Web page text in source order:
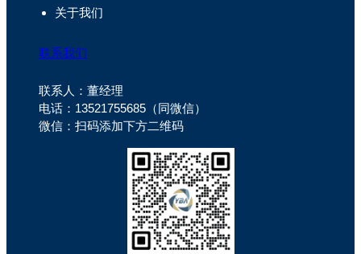
关于我们
联系我们
联系人：董经理
电话：13521755685（同微信）
微信：扫码添加下方二维码